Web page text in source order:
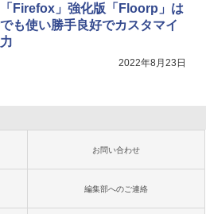
「Firefox」強化版「Floorp」は
も使い勝手良好でカスタマイ
2022年8月23日
お問い合わせ
編集部へのご連絡